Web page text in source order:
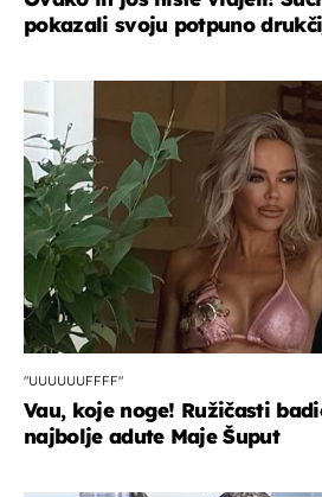
pokazali svoju potpuno
"UUUUUUFFFF"
Vau, koje noge! Ružičasti
najbolje adute Maje Šuput